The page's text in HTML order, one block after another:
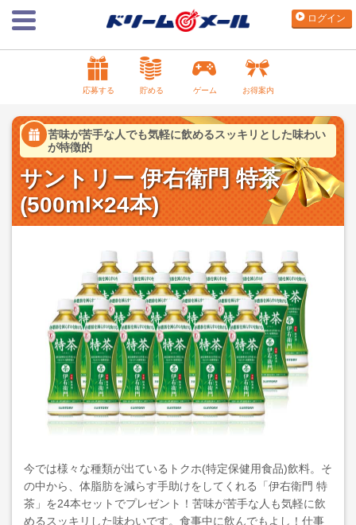
ログイン
応募する 貯める ゲーム お得案内
苦味が苦手な人でも気軽に飲めるスッキリとした味わい
が特徴的
サントリー 伊右衛門 特茶
(500ml×24本)
今では様々な種類が出ているトクホ(特定保健用食品)飲料。そ
の中から、体脂肪を減らす手助けをしてくれる「伊右衛門 特
茶」を24本セットでプレゼント！苦味が苦手な人も気軽に飲
めるスッキリした味わいです。食事中に飲んでもよし！仕事